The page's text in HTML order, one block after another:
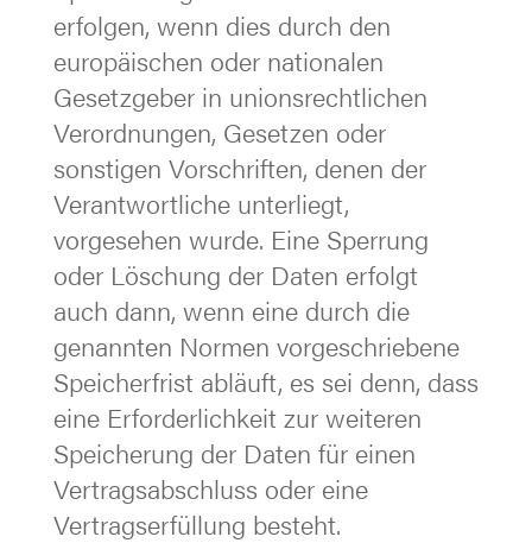
erfolgen, wenn dies durch den
europäischen oder nationalen
Gesetzgeber in unionsrechtlichen
Verordnungen, Gesetzen oder
sonstigen Vorschriften, denen der
Verantwortliche unterliegt,
vorgesehen wurde. Eine Sperrung
oder Löschung der Daten erfolgt
auch dann, wenn eine durch die
genannten Normen vorgeschriebene
Speicherfrist abläuft, es sei denn, dass
eine Erforderlichkeit zur weiteren
Speicherung der Daten für einen
Vertragsabschluss oder eine
Vertragserfüllung besteht.